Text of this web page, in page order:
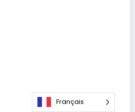
Français